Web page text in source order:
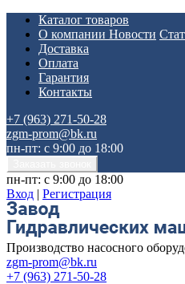
Каталог товаров
О компании Новости
Доставка
Оплата
Гарантия
Контакты
+7 (963) 271-50-28
zgm-prom@bk.ru
пн-пт: с 9:00 до 18:00
пн-пт: с 9:00 до 18:00
Вход | Регистрация
Производство насосного
zgm-prom@bk.ru
+7 (963) 271-50-28